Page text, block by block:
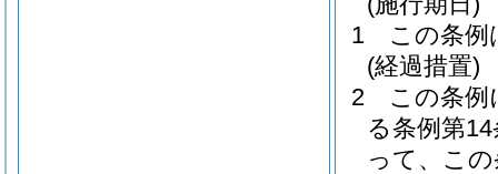
1
この条例
(経過措置)
2
この条例
る条例第
って、こ